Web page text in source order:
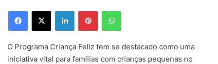
Facebook
X LinkedinPinterestWhatsApp
O Programa Criança Feliz tem se destacado como uma
iniciativa vital para famílias com crianças pequenas no